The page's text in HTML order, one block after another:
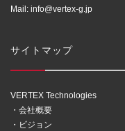
Mail: info@vertex-g.jp
サイトマップ
VERTEX Technologies
・会社概要
・ビジョン